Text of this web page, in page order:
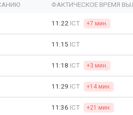
ФАКТИЧЕСКОЕ ВРЕМЯ
11:22 ICT +7 мин.
11:15 ICT
11:18 ICT +3 мин.
11:29 ICT +14 мин.
11:36 ICT +21 мин.